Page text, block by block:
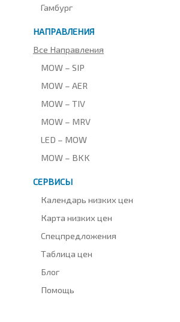
Гамбург
НАПРАВЛЕНИЯ
Все Направления
MOW – SIP
MOW – AER
MOW – TIV
MOW – MRV
LED – MOW
MOW – BKK
СЕРВИСЫ
Календарь низких цен
Карта низких цен
Спецпредложения
Таблица цен
Блог
Помощь